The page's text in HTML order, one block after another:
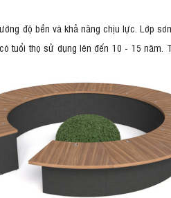
độ bền và khả năng chịu lực. Lớp
tuổi thọ sử dụng lên đến 10 - 15 năm.